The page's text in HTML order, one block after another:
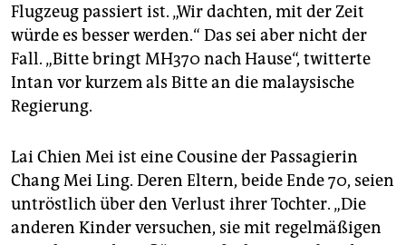
Flugzeug passiert ist. „Wir dachten, mit der Zeit
würde es besser werden.“ Das sei aber nicht der
Fall. „Bitte bringt MH370 nach Hause“, twitterte
Intan vor kurzem als Bitte an die malaysische
Regierung.
Lai Chien Mei ist eine Cousine der Passagierin
Chang Mei Ling. Deren Eltern, beide Ende 70, seien
untröstlich über den Verlust ihrer Tochter. „Die
anderen Kinder versuchen, sie mit regelmäßigen